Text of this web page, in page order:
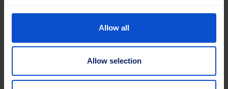
Allow all
Allow selection